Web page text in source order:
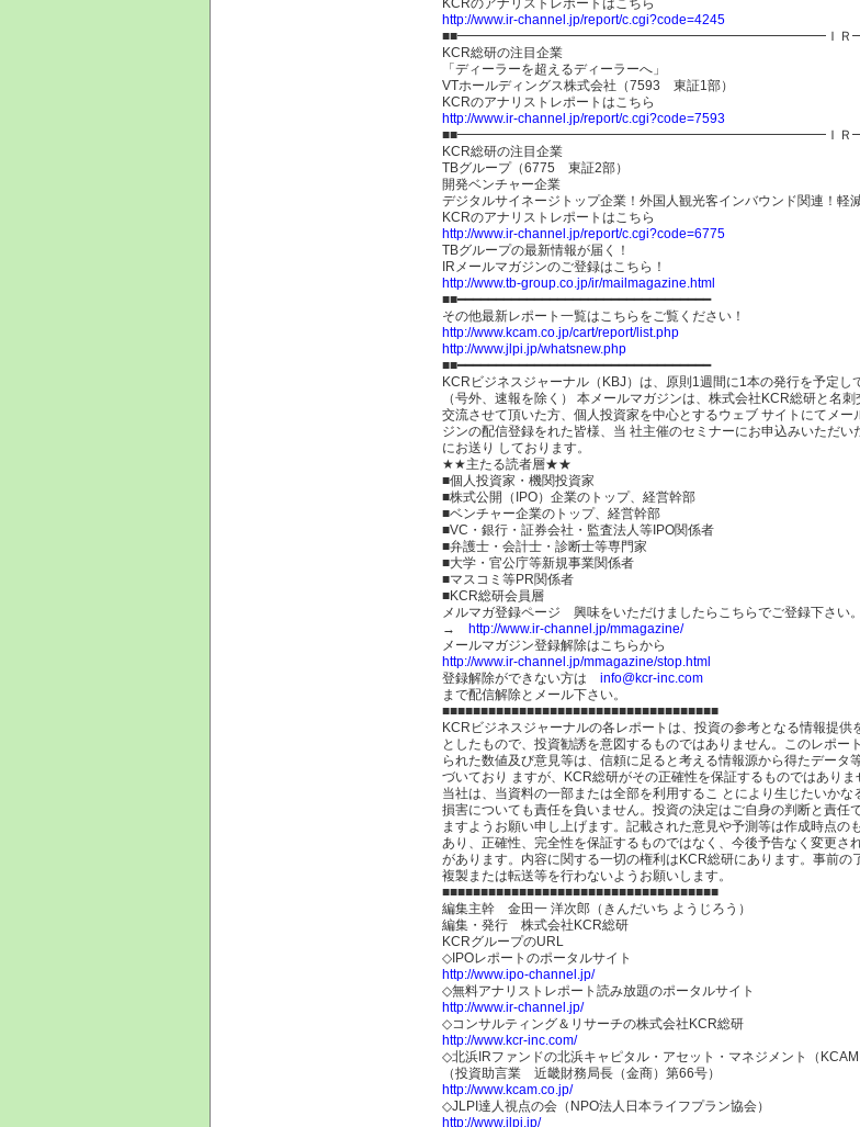
http://www.ir-channel.jp/report/c.cgi?code=4245
■■━━━━━━━━━━━━━━━━━━━━━━━━━━━━ＩＲ
KCR総研の注目企業
「ディーラーを超えるディーラーへ」
VTホールディングス株式会社（7593 東証1部）
KCRのアナリストレポートはこちら
http://www.ir-channel.jp/report/c.cgi?code=7593
■■━━━━━━━━━━━━━━━━━━━━━━━━━━━━ＩＲ
KCR総研の注目企業
TBグループ（6775 東証2部）
開発ベンチャー企業
デジタルサイネージトップ企業！外国人観光客インバウンド関連！軽
KCRのアナリストレポートはこちら
http://www.ir-channel.jp/report/c.cgi?code=6775
TBグループの最新情報が届く！
IRメールマガジンのご登録はこちら！
http://www.tb-group.co.jp/ir/mailmagazine.html
■■━━━━━━━━━━━━━━━━━━━━━━━━━━━━━━━━━
その他最新レポート一覧はこちらをご覧ください！
http://www.kcam.co.jp/cart/report/list.php
http://www.jlpi.jp/whatsnew.php
■■━━━━━━━━━━━━━━━━━━━━━━━━━━━━━━━━━
KCRビジネスジャーナル（KBJ）は、原則1週間に1本の発行を予定し
（号外、速報を除く） 本メールマガジンは、株式会社KCR総研と名刺
交流させて頂いた方、個人投資家を中心とするウェブ サイトにてメー
ジンの配信登録をれた皆様、当 社主催のセミナーにお申込みいただい
にお送り しております。
★★主たる読者層★★
■個人投資家・機関投資家
■株式公開（IPO）企業のトップ、経営幹部
■ベンチャー企業のトップ、経営幹部
■VC・銀行・証券会社・監査法人等IPO関係者
■弁護士・会計士・診断士等専門家
■大学・官公庁等新規事業関係者
■マスコミ等PR関係者
■KCR総研会員層
メルマガ登録ページ 興味をいただけましたらこちらでご登録下さい。
→ http://www.ir-channel.jp/mmagazine/
メールマガジン登録解除はこちらから
http://www.ir-channel.jp/mmagazine/stop.html
登録解除ができない方は info@kcr-inc.com
まで配信解除とメール下さい。
■■■■■■■■■■■■■■■■■■■■■■■■■■■■■■■■■■■■
KCRビジネスジャーナルの各レポートは、投資の参考となる情報提供
としたもので、投資勧誘を意図するものではありません。このレポー
られた数値及び意見等は、信頼に足ると考える情報源から得たデータ
づいており ますが、KCR総研がその正確性を保証するものではありま
当社は、当資料の一部または全部を利用するこ とにより生じたいかな
損害についても責任を負いません。投資の決定はご自身の判断と責任
ますようお願い申し上げます。記載された意見や予測等は作成時点の
あり、正確性、完全性を保証するものではなく、今後予告なく変更さ
があります。内容に関する一切の権利はKCR総研にあります。事前の
複製または転送等を行わないようお願いします。
■■■■■■■■■■■■■■■■■■■■■■■■■■■■■■■■■■■■
編集主幹 金田一 洋次郎（きんだいち ようじろう）
編集・発行 株式会社KCR総研
KCRグループのURL
◇IPOレポートのポータルサイト
http://www.ipo-channel.jp/
◇無料アナリストレポート読み放題のポータルサイト
http://www.ir-channel.jp/
◇コンサルティング＆リサーチの株式会社KCR総研
http://www.kcr-inc.com/
◇北浜IRファンドの北浜キャピタル・アセット・マネジメント（KCAM
（投資助言業 近畿財務局長（金商）第66号）
http://www.kcam.co.jp/
◇JLPI達人視点の会（NPO法人日本ライフプラン協会）
http://www.jlpi.jp/